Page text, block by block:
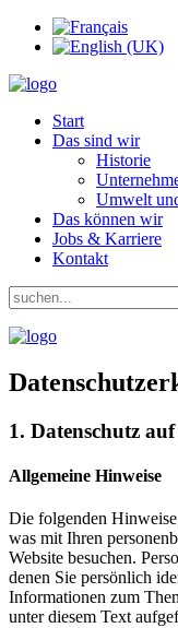
Start
Das sind wir
Historie
Umwelt
Das können wir
Jobs & Karriere
Kontakt
1. Datenschutz
Allgemeine Hinweise
Die folgenden
was mit Ihren
Website besuchen.
denen Sie persönlich
Informationen zum
unter diesem Text